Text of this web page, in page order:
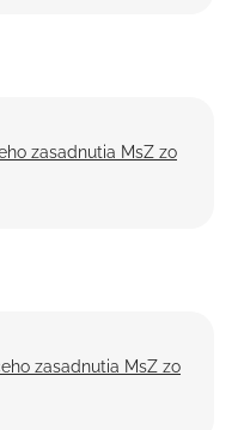
zasadnutia MsZ zo
zasadnutia MsZ zo